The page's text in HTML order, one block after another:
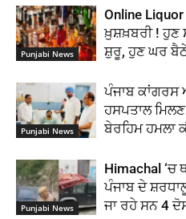
Punjabi News
Online
ਖ਼ੁਸ਼ਖ਼ਬਰੀ ! ਹੁਣ
ਸ਼ੁਰੂ, ਹੁਣ ਘਰ
Punjabi News
ਪੰਜਾਬ ਕਾਂਗਰਸ
ਹਸਪਤਾਲ
ਬੇਰਹਿਮ ਹਮਲਾ
Punjabi News
Himachal ‘ਚ
ਪੰਜਾਬ ਦੇ
ਜਾ ਰਹੇ ਸਨ 4